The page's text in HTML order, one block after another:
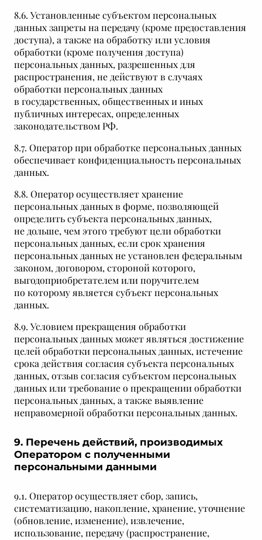
8.6. Установленные субъектом персональных
данных запреты на передачу (кроме предоставления
доступа), а также на обработку или условия
обработки (кроме получения доступа)
персональных данных, разрешенных для
распространения, не действуют в случаях
обработки персональных данных
в государственных, общественных и иных
публичных интересах, определенных
законодательством РФ.
8.7. Оператор при обработке персональных данных
обеспечивает конфиденциальность персональных
данных.
8.8. Оператор осуществляет хранение
персональных данных в форме, позволяющей
определить субъекта персональных данных,
не дольше, чем этого требуют цели обработки
персональных данных, если срок хранения
персональных данных не установлен федеральным
законом, договором, стороной которого,
выгодоприобретателем или поручителем
по которому является субъект персональных
данных.
8.9. Условием прекращения обработки
персональных данных может являться достижение
целей обработки персональных данных, истечение
срока действия согласия субъекта персональных
данных, отзыв согласия субъектом персональных
данных или требование о прекращении обработки
персональных данных, а также выявление
неправомерной обработки персональных данных.
9. Перечень действий, производимых
Оператором с полученными
персональными данными
9.1. Оператор осуществляет сбор, запись,
систематизацию, накопление, хранение, уточнение
(обновление, изменение), извлечение,
использование, передачу (распространение,